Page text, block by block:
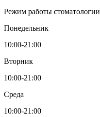
Режим работы стоматологии
Понедельник
10:00-21:00
Вторник
10:00-21:00
Среда
10:00-21:00